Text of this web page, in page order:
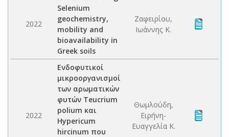
2022
Selenium
geochemistry,
mobility and
bioavailability in
Greek soils
Ζαφειρίου,
Ιωάννης Κ.
2022
Ενδοφυτικοί
μικροοργανισμοί
των αρωματικών
φυτών Teucrium
polium και
Hypericum
hircinum που
Θωμλούδη,
Ειρήνη-
Ευαγγελία Κ.